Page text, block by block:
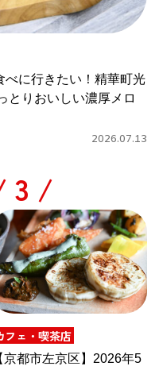
べに行きたい！精華町光
とりおいしい濃厚メロ
2026.07.13
/
フェ・喫茶店
京都市左京区】2026年5